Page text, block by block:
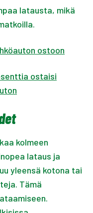
latausta, mikä
ostoon
ostaisi
kolmeen
lataus ja
yleensä kotona tai
Tämä